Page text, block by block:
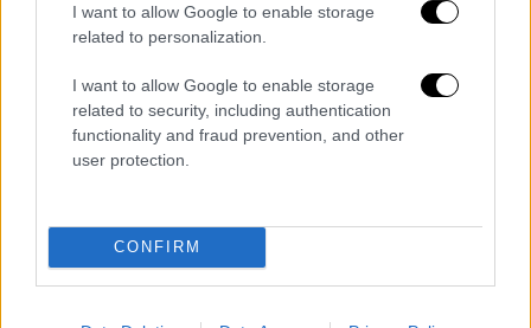
I want to allow Google to enable storage
related to personalization.
I want to allow Google to enable storage
related to security, including authentication
functionality and fraud prevention, and other
user protection.
CONFIRM
Τσίπρας και Βαρουφάκης
Ξεκινάει στα πανεπιστήμια το
«εσωτερικό Erasmus»: Ποιους φοιτητές
θα αφορά και ποια οφέλη θα έχουν –
Διαδικασία και προϋποθέσεις
Δίκη Πισπιρίγκου: Ένταση για την
ήταν ψυχρή» - Νέα μήνυση Κούγια
ψευδορκία
Στο γηροκομείο και με κάλυψη του